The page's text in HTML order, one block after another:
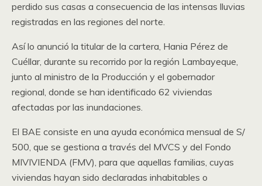
perdido sus casas a consecuencia de las intensas lluvias
registradas en las regiones del norte.
Así lo anunció la titular de la cartera, Hania Pérez de
Cuéllar, durante su recorrido por la región Lambayeque,
junto al ministro de la Producción y el gobernador
regional, donde se han identificado 62 viviendas
afectadas por las inundaciones.
El BAE consiste en una ayuda económica mensual de S/
500, que se gestiona a través del MVCS y del Fondo
MIVIVIENDA (FMV), para que aquellas familias, cuyas
viviendas hayan sido declaradas inhabitables o